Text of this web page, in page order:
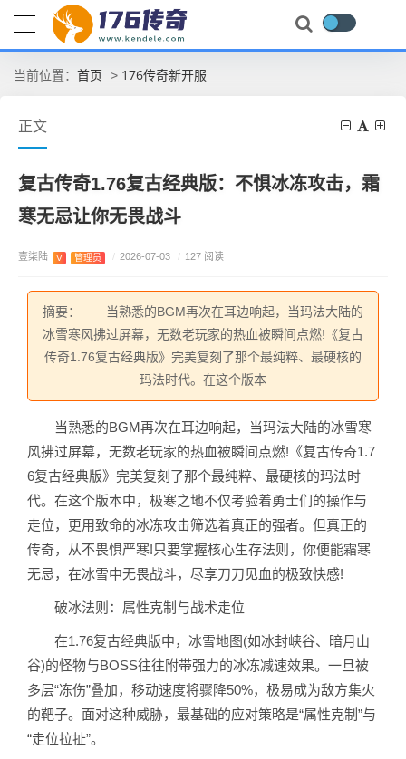
当前位置： 首页 > 176传奇新开服
正文
复古传奇1.76复古经典版：不惧冰冻攻击，霜
寒无忌让你无畏战斗
壹柒陆 V 管理员 / 2026-07-03 / 127 阅读
摘要： 当熟悉的BGM再次在耳边响起，当玛法大陆的
冰雪寒风拂过屏幕，无数老玩家的热血被瞬间点燃!《复古
传奇1.76复古经典版》完美复刻了那个最纯粹、最硬核的
玛法时代。在这个版本
当熟悉的BGM再次在耳边响起，当玛法大陆的冰雪寒
风拂过屏幕，无数老玩家的热血被瞬间点燃!《复古传奇1.7
6复古经典版》完美复刻了那个最纯粹、最硬核的玛法时
代。在这个版本中，极寒之地不仅考验着勇士们的操作与
走位，更用致命的冰冻攻击筛选着真正的强者。但真正的
传奇，从不畏惧严寒!只要掌握核心生存法则，你便能霜寒
无忌，在冰雪中无畏战斗，尽享刀刀见血的极致快感!
破冰法则：属性克制与战术走位
在1.76复古经典版中，冰雪地图(如冰封峡谷、暗月山
谷)的怪物与BOSS往往附带强力的冰冻减速效果。一旦被
多层“冻伤”叠加，移动速度将骤降50%，极易成为敌方集火
的靶子。面对这种威胁，最基础的应对策略是“属性克制”与
“走位拉扯”。